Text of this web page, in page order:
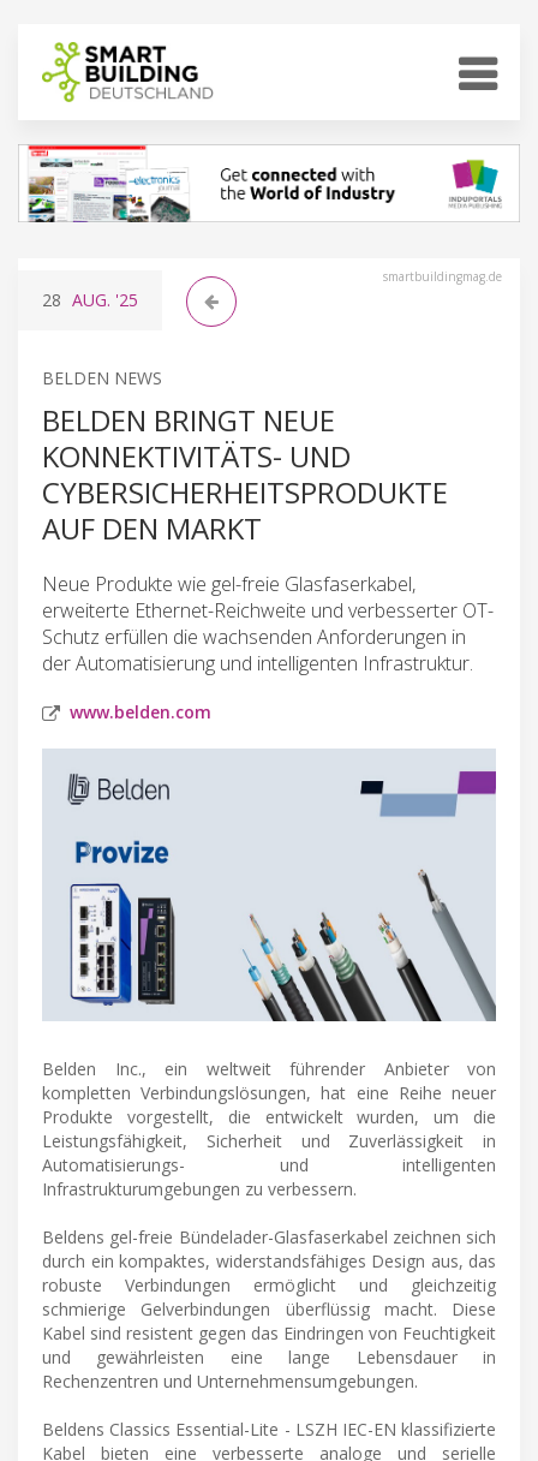
smartbuildingmag.de
28 AUG. '25
BELDEN NEWS
BELDEN BRINGT NEUE
KONNEKTIVITÄTS- UND
CYBERSICHERHEITSPRODUKTE
AUF DEN MARKT
Neue Produkte wie gel-freie Glasfaserkabel,
erweiterte Ethernet-Reichweite und verbesserter OT-
Schutz erfüllen die wachsenden Anforderungen in
der Automatisierung und intelligenten Infrastruktur.
www.belden.com
Belden Inc., ein weltweit führender Anbieter von
kompletten Verbindungslösungen, hat eine Reihe neuer
Produkte vorgestellt, die entwickelt wurden, um die
Leistungsfähigkeit, Sicherheit und Zuverlässigkeit in
Automatisierungs- und intelligenten
Infrastrukturumgebungen zu verbessern.
Beldens gel-freie Bündelader-Glasfaserkabel zeichnen sich
durch ein kompaktes, widerstandsfähiges Design aus, das
robuste Verbindungen ermöglicht und gleichzeitig
schmierige Gelverbindungen überflüssig macht. Diese
Kabel sind resistent gegen das Eindringen von Feuchtigkeit
und gewährleisten eine lange Lebensdauer in
Rechenzentren und Unternehmensumgebungen.
Beldens Classics Essential-Lite - LSZH IEC-EN klassifizierte
Kabel bieten eine verbesserte analoge und serielle